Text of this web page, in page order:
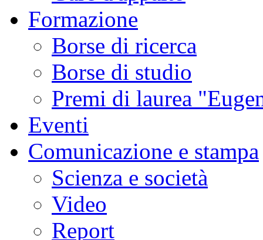
Formazione
Borse di ricerca
Borse di studio
Premi di laurea
Eventi
Comunicazione e stampa
Scienza e società
Video
Report